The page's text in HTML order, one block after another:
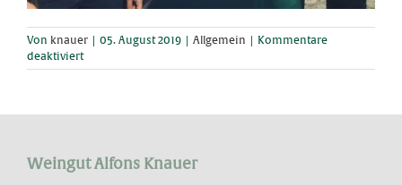
Von knauer 05. August 2019 Allgemein
Kommentare
deaktiviertfür
Spendenaktion
Weingut Alfons Knauer